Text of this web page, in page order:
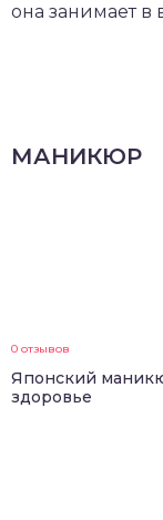
она занимает
МАНИКЮР
0 отзывов
Японский
здоровье